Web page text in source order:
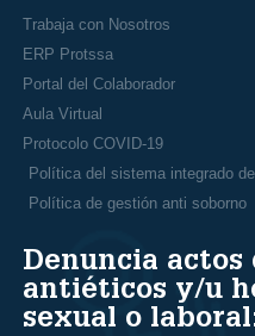
Trabaja con Nosotros
ERP Protssa
Portal del Colaborador
Aula Virtual
Protocolo COVID-19
Política del sistema integrado
Política de gestión anti soborno
Denuncia actos
antiéticos y/u
sexual o